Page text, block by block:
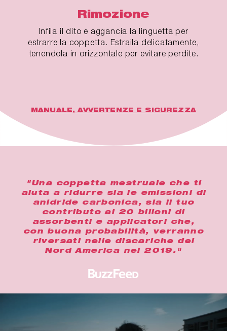
Rimozione
Infila il dito e aggancia la linguetta per
estrarre la coppetta. Estraila delicatamente,
tenendola in orizzontale per evitare perdite.
MANUALE, AVVERTENZE E SICUREZZA
"Una coppetta mestruale che ti
aiuta a ridurre sia le emissioni di
anidride carbonica, sia il tuo
contributo ai 20 bilioni di
assorbenti e applicatori che,
con buona probabilità, verranno
riversati nelle discariche del
Nord America nel 2019."